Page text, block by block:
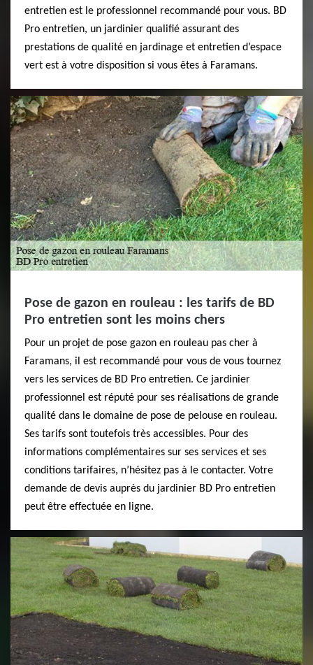
entretien est le professionnel recommandé pour vous. BD
Pro entretien, un jardinier qualifié assurant des
prestations de qualité en jardinage et entretien d’espace
vert est à votre disposition si vous êtes à Faramans.
Pose de gazon en rouleau : les tarifs de BD
Pro entretien sont les moins chers
Pour un projet de pose gazon en rouleau pas cher à
Faramans, il est recommandé pour vous de vous tournez
vers les services de BD Pro entretien. Ce jardinier
professionnel est réputé pour ses réalisations de grande
qualité dans le domaine de pose de pelouse en rouleau.
Ses tarifs sont toutefois très accessibles. Pour des
informations complémentaires sur ses services et ses
conditions tarifaires, n’hésitez pas à le contacter. Votre
demande de devis auprès du jardinier BD Pro entretien
peut être effectuée en ligne.